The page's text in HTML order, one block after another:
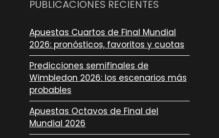
PUBLICACIONES RECIENTES
Apuestas Cuartos de Final Mundial
2026: pronósticos, favoritos y cuotas
Predicciones semifinales de
Wimbledon 2026: los escenarios más
probables
Apuestas Octavos de Final del
Mundial 2026